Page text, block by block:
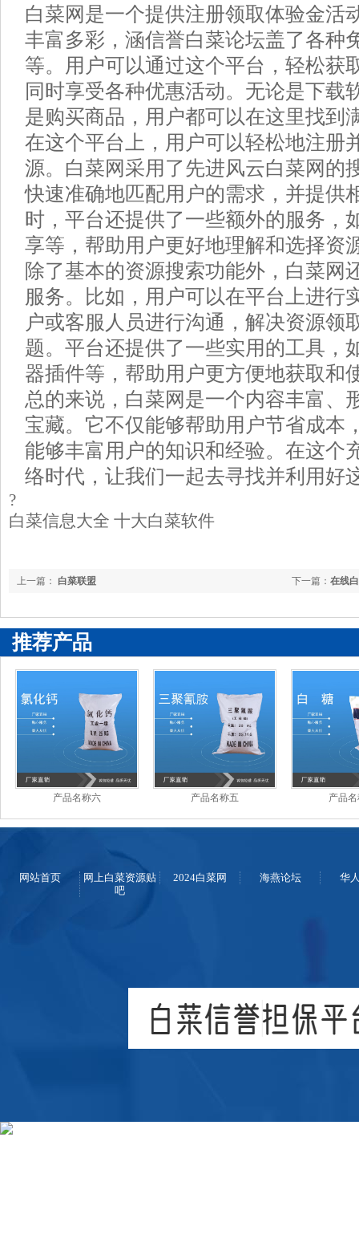
白菜网是一个提供注册领取体验金活
丰富多彩，涵信誉白菜论坛盖了各种
等。用户可以通过这个平台，轻松获
同时享受各种优惠活动。无论是下载
是购买商品，用户都可以在这里找到
在这个平台上，用户可以轻松地注册
源。白菜网采用了先进风云白菜网的
快速准确地匹配用户的需求，并提供
时，平台还提供了一些额外的服务，
享等，帮助用户更好地理解和选择资
除了基本的资源搜索功能外，白菜网
服务。比如，用户可以在平台上进行
户或客服人员进行沟通，解决资源领
题。平台还提供了一些实用的工具，
器插件等，帮助用户更方便地获取和
总的来说，白菜网是一个内容丰富、
宝藏。它不仅能够帮助用户节省成本
能够丰富用户的知识和经验。在这个
络时代，让我们一起去寻找并利用好
?
白菜信息大全 十大白菜软件
下一篇： 在线
上一篇： 白菜联盟
推荐产品
产品名称六 产品名称五 产品
网站首页
网上白菜资源贴
吧
2024白菜网 海燕论坛 华